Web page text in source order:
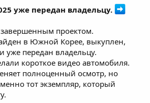
уже передан владельцу.
проектом.
в Южной Корее, выкуплен,
уже передан владельцу.
короткое видео автомобиля.
полноценный осмотр, но
тот экземпляр, который